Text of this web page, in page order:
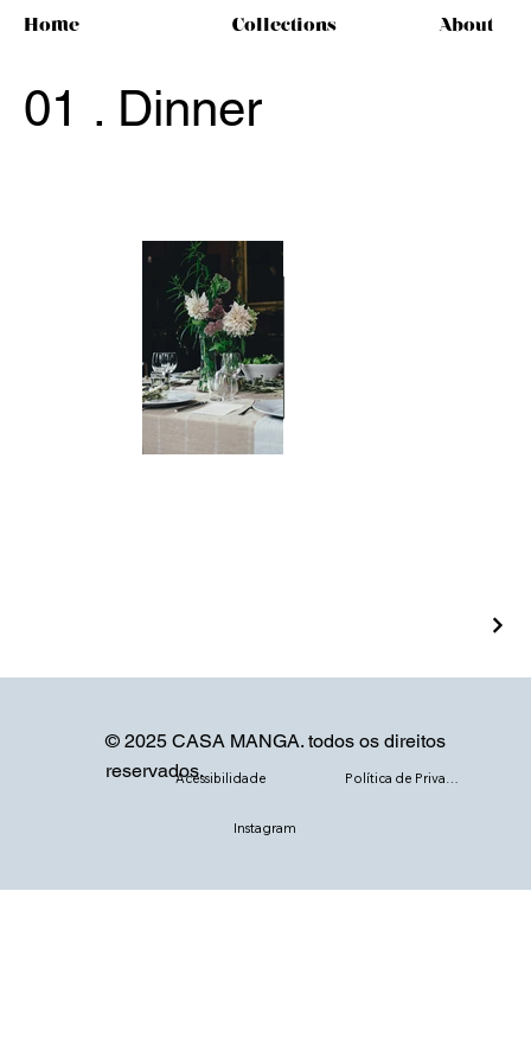
Home About
Collections
01 . Dinner
© 2025 CASA MANGA. todos os direitos
reservados.Acessibilidade
Instagram